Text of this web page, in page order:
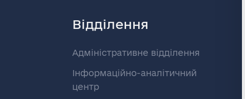
Відділення
Адміністративне відділення
Інформаційно-аналітичний
центр